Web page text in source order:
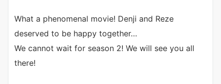
What a phenomenal movie! Denji and Reze
deserved to be happy together…
We cannot wait for season 2! We will see you all
there!